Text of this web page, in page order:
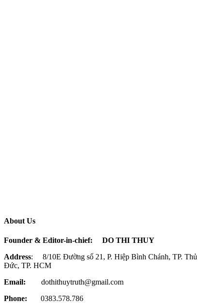
About Us
Founder & Editor-in-chief:
DO THI THUY
Address: 8/10E Đường số 21, P. Hiệp Bình Chánh, TP. Thủ
Đức, TP. HCM
Email: dothithuytruth@gmail.com
Phone: 0383.578.786